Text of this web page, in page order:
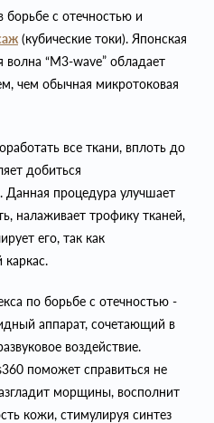
борьбе с отечностью и
(кубические токи). Японская
волна “M3-wave” обладает
чем обычная микротоковая
все ткани, вплоть до
добиться
процедура улучшает
налаживает трофику тканей,
его, так как
по борьбе с отечностью -
аппарат, сочетающий в
воздействие.
поможет справиться не
морщины, восполнит
кожи, стимулируя синтез